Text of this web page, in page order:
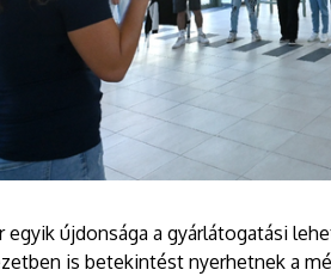
egyik újdonsága a gyárlátogatási
is betekintést nyerhetnek a